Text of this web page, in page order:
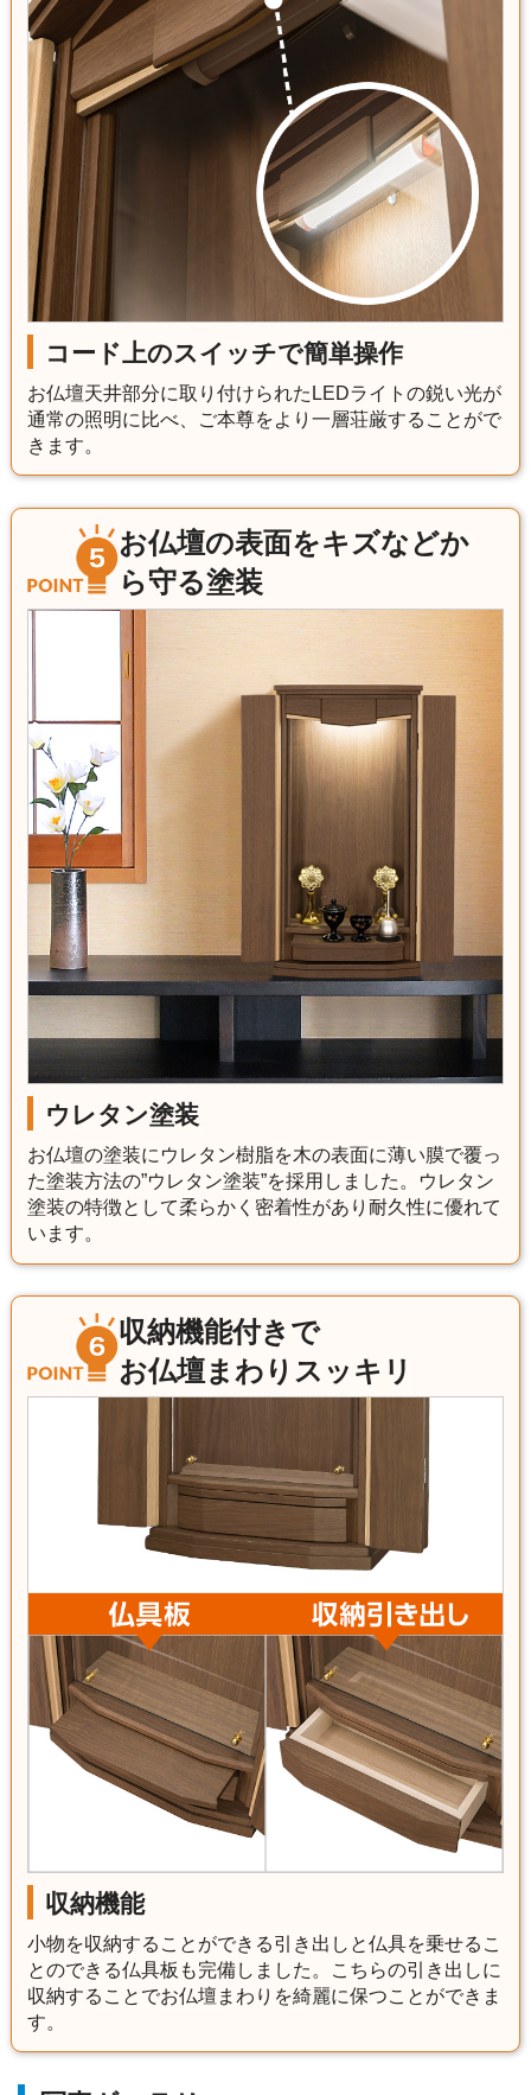
コード上のスイッチで簡単操作
お仏壇天井部分に取り付けられたLEDライトの鋭い光が
通常の照明に比べ、ご本尊をより一層荘厳することがで
きます。
お仏壇の表面をキズなどか
ら守る塗装
ウレタン塗装
お仏壇の塗装にウレタン樹脂を木の表面に薄い膜で覆っ
た塗装方法の”ウレタン塗装”を採用しました。ウレタン
塗装の特徴として柔らかく密着性があり耐久性に優れて
います。
収納機能付きで
お仏壇まわりスッキリ
収納機能
小物を収納することができる引き出しと仏具を乗せるこ
とのできる仏具板も完備しました。こちらの引き出しに
収納することでお仏壇まわりを綺麗に保つことができま
す。